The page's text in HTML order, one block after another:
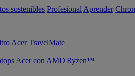
sostenibles Profesional Aprender
Acer TravelMate
Acer con AMD Ryzen™